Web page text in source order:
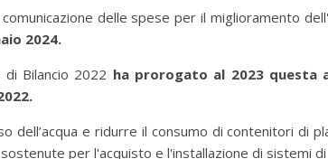
delle spese per il miglioramento
2024.
di Bilancio 2022 ha prorogato al 2023 questa
dell’acqua e ridurre il consumo di contenitori di
per l'acquisto e l'installazione di sistemi di